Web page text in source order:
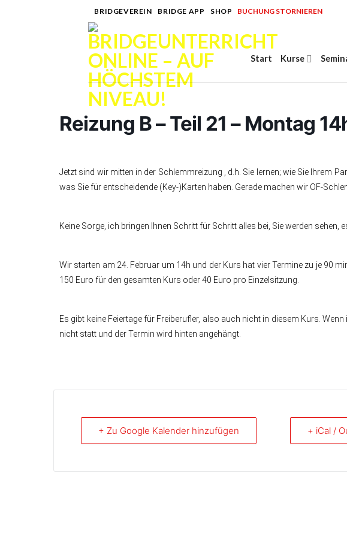
BRIDGEVEREIN BRIDGE APP SHOP BUCHUNG STORNIEREN
Start Kurse
Reizung B – Teil 21 – Montag
Jetzt sind wir mitten in der Schlemmreizung , d.h. Sie lernen; wie Sie Ihrem
was Sie für entscheidende (Key-)Karten haben. Gerade machen wir OF-
Keine Sorge, ich bringen Ihnen Schritt für Schritt alles bei, Sie werden sehen,
Wir starten am 24. Februar um 14h und der Kurs hat vier Termine zu je 90
150 Euro für den gesamten Kurs oder 40 Euro pro Einzelsitzung.
Es gibt keine Feiertage für Freiberufler, also auch nicht in diesem Kurs.
nicht statt und der Termin wird hinten angehängt.
+ Zu Google Kalender hinzufügen + iCal /